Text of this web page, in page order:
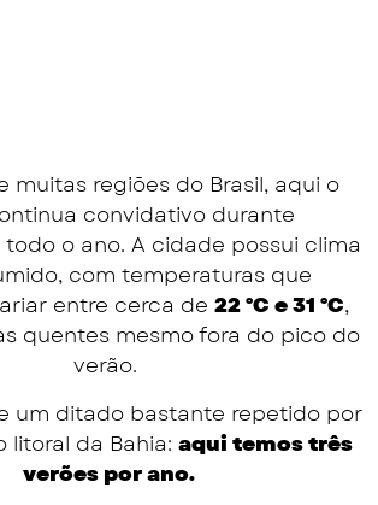
muitas regiões do Brasil, aqui o
convidativo durante
o ano. A cidade possui clima
com temperaturas que
entre cerca de 22 °C e 31 °C,
quentes mesmo fora do pico do
verão.
um ditado bastante repetido por
litoral da Bahia: aqui temos três
verões por ano.